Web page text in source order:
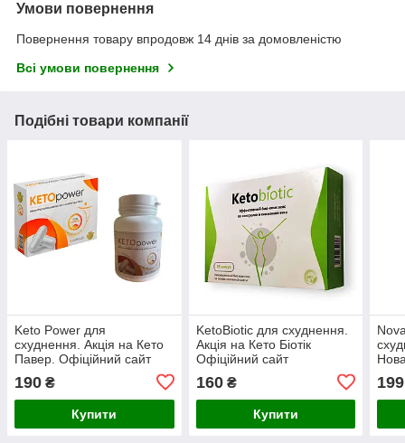
Умови повернення
Повернення товару впродовж 14 днів за домовленістю
Всі умови повернення
Подібні товари компанії
Keto Power для
схуднення. Акція на Кето
Павер. Офіційний сайт
190 ₴
Купити
KetoBiotic для схуднення.
Акція на Кето Біотік
Офіційний сайт
160₴
Купити
199